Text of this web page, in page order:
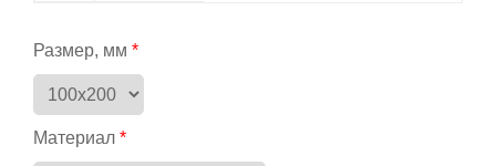
Размер, мм
Материал